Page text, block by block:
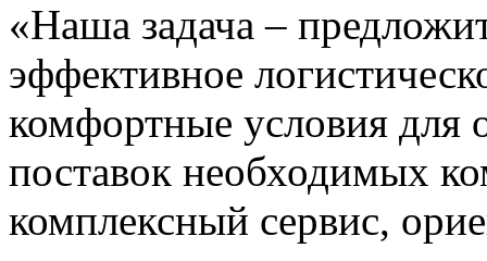
«Наша задача –
эффективное
комфортные условия для
поставок необходимых
комплексный сервис,